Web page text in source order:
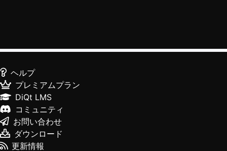
ヘルプ
プレミアムプラン
DiQt LMS
コミュニティ
お問い合わせ
ダウンロード
更新情報